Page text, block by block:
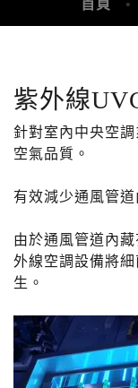
首頁
紫外線
針對室內中央空
空氣品質。
有效減少通風管
由於通風管道內
外線空調設備將
生。